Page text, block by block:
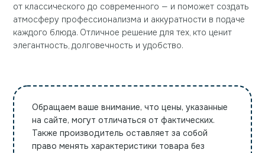
от классического до современного — и поможет создать
атмосферу профессионализма и аккуратности в подаче
каждого блюда. Отличное решение для тех, кто ценит
элегантность, долговечность и удобство.
Обращаем ваше внимание, что цены, указанные
на сайте, могут отличаться от фактических.
Также производитель оставляет за собой
право менять характеристики товара без